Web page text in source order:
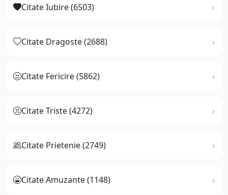
Citate Iubire (6503)
Citate Dragoste (2688)
Citate Fericire (5862)
Citate Triste (4272)
Citate Prietenie (2749)
Citate Amuzante (1148)